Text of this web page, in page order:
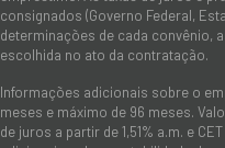
consignados (Governo Federal,
determinações de cada convênio,
escolhida no ato da contratação.
Informações adicionais sobre o
meses e máximo de 96 meses.
de juros a partir de 1,51% a.m. e